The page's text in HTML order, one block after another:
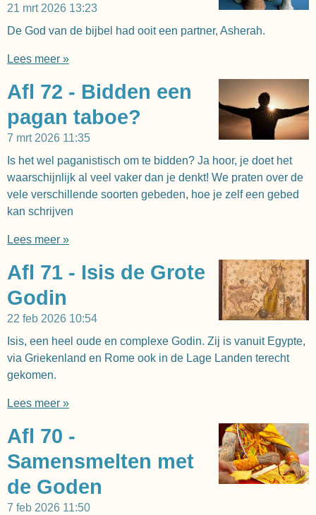
21 mrt 2026 13:23
De God van de bijbel had ooit een partner, Asherah.
Lees meer »
Afl 72 - Bidden een
pagan taboe?
7 mrt 2026 11:35
Is het wel paganistisch om te bidden? Ja hoor, je doet het
waarschijnlijk al veel vaker dan je denkt! We praten over de
vele verschillende soorten gebeden, hoe je zelf een gebed
kan schrijven
Lees meer »
Afl 71 - Isis de Grote
Godin
22 feb 2026 10:54
Isis, een heel oude en complexe Godin. Zij is vanuit Egypte,
via Griekenland en Rome ook in de Lage Landen terecht
gekomen.
Lees meer »
Afl 70 -
Samensmelten met
de Goden
7 feb 2026 11:50